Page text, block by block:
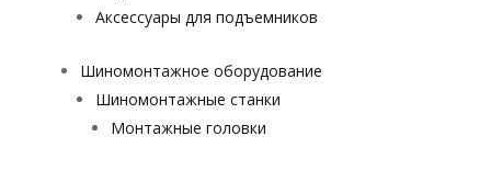
Аксессуары для подъемников
Шиномонтажное оборудование
Шиномонтажные станки
Монтажные головки